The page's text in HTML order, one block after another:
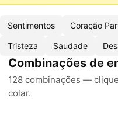
Sentimentos Coração
Tristeza Saudade
Combinações de
128 combinações —
colar.